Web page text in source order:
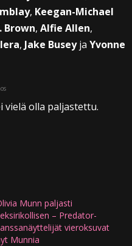
, Keegan-Michael
Brown, Alfie Allen,
, Jake Buseyja Yvonne
vielä olla paljastettu.
Munn paljasti
– Predator-
vieroksuvat
Munnia